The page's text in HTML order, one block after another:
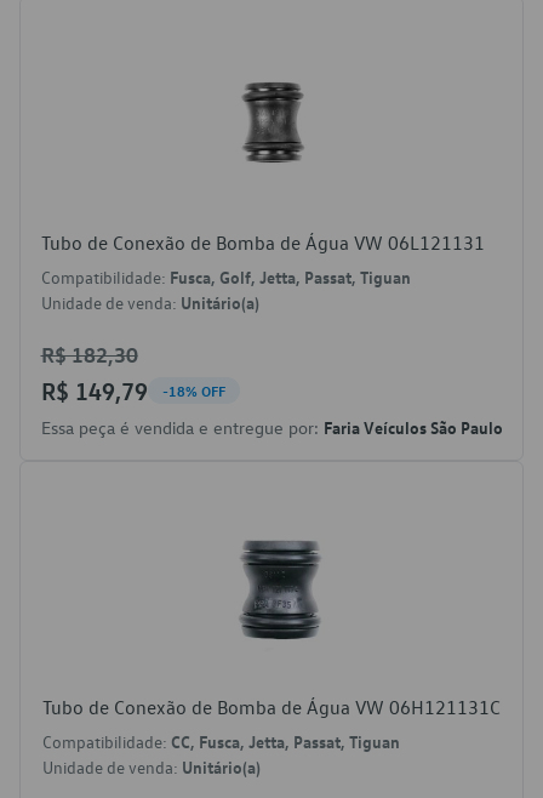
Tubo de Conexão de Bomba de Água VW 06L121131
Compatibilidade: Fusca, Golf, Jetta, Passat, Tiguan
Unidade de venda: Unitário(a)
R$ 182,30
R$ 149,79 -18% OFF
Essa peça é vendida e entregue por: Faria Veículos São Paulo
Tubo de Conexão de Bomba de Água VW 06H121131C
Compatibilidade: CC, Fusca, Jetta, Passat, Tiguan
Unidade de venda: Unitário(a)